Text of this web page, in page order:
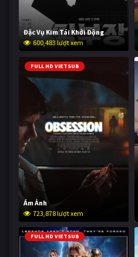
Đặc Vụ Kim Tái Khởi Động
600,483 lượt xem
FULL HD VIETSUB
Ám Ảnh
723,878 lượt xem
FULL HD VIETSUB